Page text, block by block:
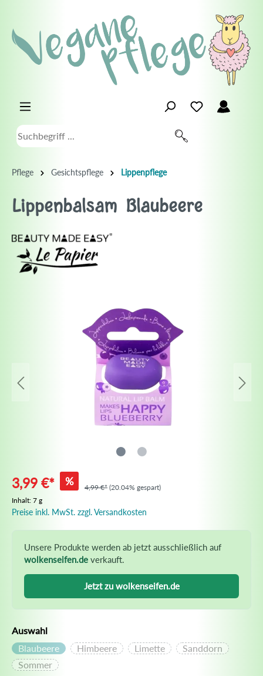
Pflege Gesichtspflege Lippenpflege
Lippenbalsam Blaubeere
3,99 €* % 4,99 €* (20.04% gespart)
Inhalt: 7 g
Preise inkl. MwSt. zzgl. Versandkosten
Unsere Produkte werden ab jetzt ausschließlich auf
wolkenseifen.de verkauft.
Jetzt zu wolkenseifen.de
Auswahl
Blaubeere
Himbeere Limette
Sanddorn
Sommer